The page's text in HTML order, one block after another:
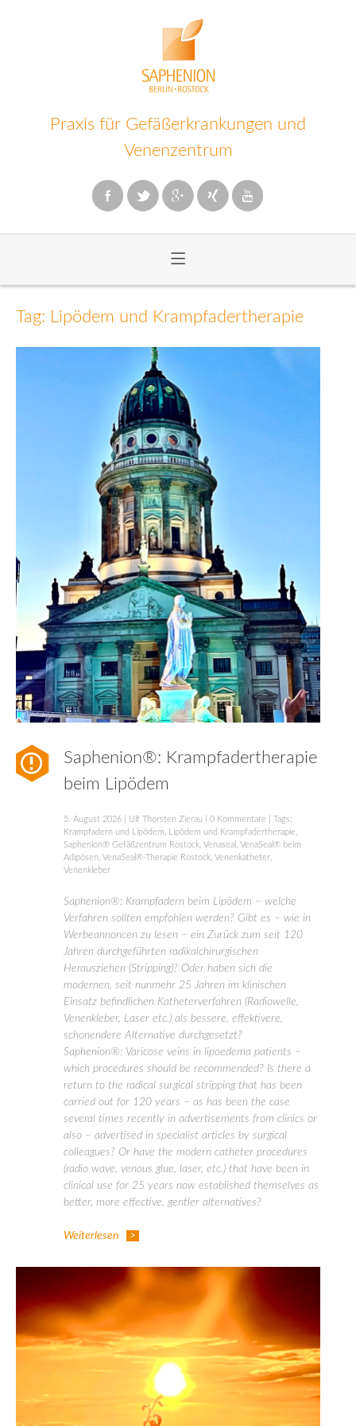
Praxis für Gefäßerkrankungen und
Venenzentrum
≡
Inhalt
Tag: Lipödem und Krampfadertherapie
Saphenion®: Krampfadertherapie
beim Lipödem
5. August 2026 Ulf Thorsten Zierau 0 Kommentare | Tags:
Krampfadern und Lipödem
Lipödem und Krampfadertherapie
Saphenion® Gefäßzentrum Rostock Venaseal
VenaSeal® beim
Adipösen VenaSeal®-Therapie Rostock Venenkatheter
Venenkleber
Saphenion®: Krampfadern beim Lipödem – welche
Verfahren sollten empfohlen werden? Gibt es – wie in
Werbeannoncen zu lesen – ein Zurück zum seit 120
Jahren durchgeführten radikalchirurgischen
Herausziehen (Stripping)? Oder haben sich die
modernen, seit nunmehr 25 Jahren im klinischen
Einsatz befindlichen Katheterverfahren (Radiowelle,
Venenkleber, Laser etc.) als bessere, effektivere,
schonendere Alternative durchgesetzt?
Saphenion®: Varicose veins in lipoedema patients –
which procedures should be recommended? Is there a
return to the radical surgical stripping that has been
carried out for 120 years – as has been the case
several times recently in advertisements from clinics or
also – advertised in specialist articles by surgical
colleagues? Or have the modern catheter procedures
(radio wave, venous glue, laser, etc.) that have been in
clinical use for 25 years now established themselves as
better, more effective, gentler alternatives?
Weiterlesen